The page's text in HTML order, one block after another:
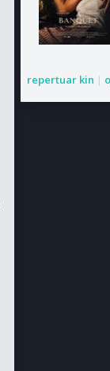
repertuar kin |